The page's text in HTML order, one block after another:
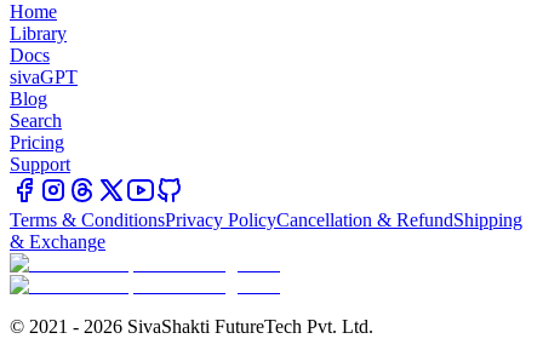
Home
Library
Docs
sivaGPT
Blog
Search
Pricing
Support
Terms & ConditionsPrivacy PolicyCancellation & RefundShipping
& Exchange
© 2021 - 2026 SivaShakti FutureTech Pvt. Ltd.